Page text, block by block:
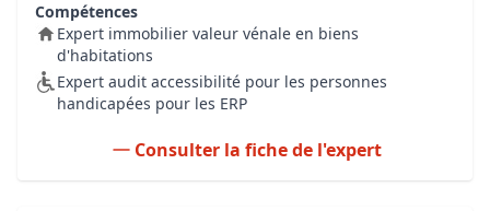
Compétences
Expert immobilier valeur vénale en biens
d'habitations
Expert audit accessibilité pour les personnes
handicapées pour les ERP
Consulter la fiche de l'expert